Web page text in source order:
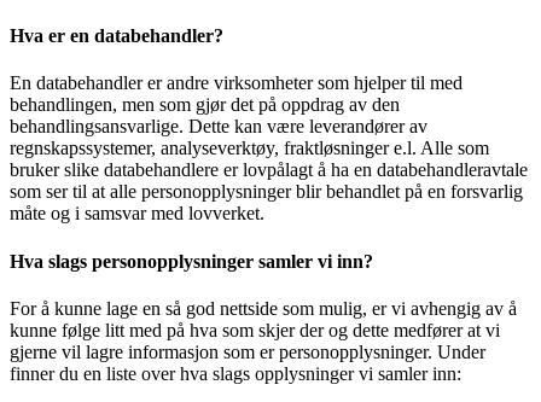
Hva er en databehandler?
En databehandler er andre virksomheter som hjelper til med
behandlingen, men som gjør det på oppdrag av den
behandlingsansvarlige. Dette kan være leverandører av
regnskapssystemer, analyseverktøy, fraktløsninger e.l. Alle som
bruker slike databehandlere er lovpålagt å ha en databehandleravtale
som ser til at alle personopplysninger blir behandlet på en forsvarlig
måte og i samsvar med lovverket.
Hva slags personopplysninger samler vi inn?
For å kunne lage en så god nettside som mulig, er vi avhengig av å
kunne følge litt med på hva som skjer der og dette medfører at vi
gjerne vil lagre informasjon som er personopplysninger. Under
finner du en liste over hva slags opplysninger vi samler inn: